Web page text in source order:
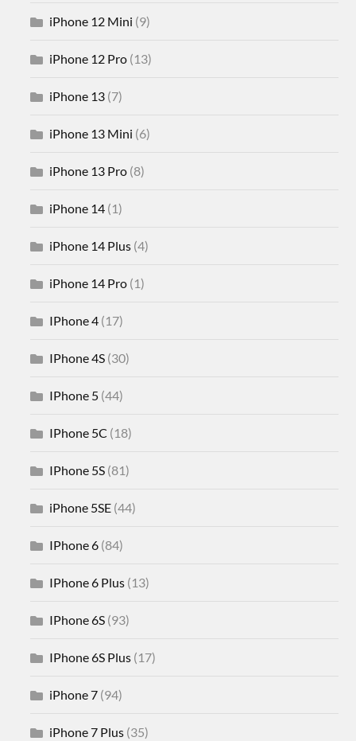
iPhone 12 Mini (9)
iPhone 12 Pro (13)
iPhone 13 (7)
iPhone 13 Mini (6)
iPhone 13 Pro (8)
iPhone 14 (1)
iPhone 14 Plus (4)
iPhone 14 Pro (1)
IPhone 4 (17)
IPhone 4S (30)
IPhone 5 (44)
IPhone 5C (18)
IPhone 5S (81)
iPhone 5SE (44)
IPhone 6 (84)
IPhone 6 Plus (13)
IPhone 6S (93)
IPhone 6S Plus (17)
iPhone 7 (94)
iPhone 7 Plus (35)